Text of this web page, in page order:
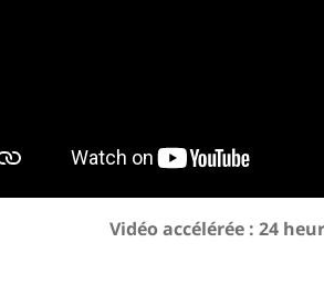
Vidéo accélérée : 24